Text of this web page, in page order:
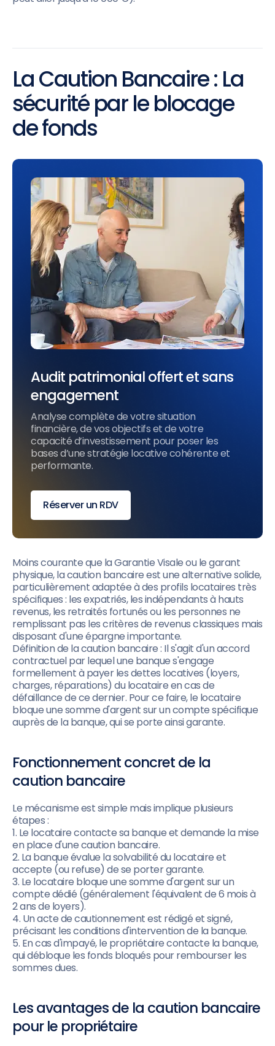
La Caution Bancaire : La
sécurité par le blocage
de fonds
Audit patrimonial offert et sans
engagement
Analyse complète de votre situation
financière, de vos objectifs et de votre
capacité d’investissement pour poser les
bases d’une stratégie locative cohérente et
performante.
Réserver un RDV
Moins courante que la Garantie Visale ou le garant
physique, la caution bancaire est une alternative solide,
particulièrement adaptée à des profils locataires très
spécifiques : les expatriés, les indépendants à hauts
revenus, les retraités fortunés ou les personnes ne
remplissant pas les critères de revenus classiques mais
disposant d'une épargne importante.
Définition de la caution bancaire : Il s'agit d'un accord
contractuel par lequel une banque s'engage
formellement à payer les dettes locatives (loyers,
charges, réparations) du locataire en cas de
défaillance de ce dernier. Pour ce faire, le locataire
bloque une somme d'argent sur un compte spécifique
auprès de la banque, qui se porte ainsi garante.
Fonctionnement concret de la
caution bancaire
Le mécanisme est simple mais implique plusieurs
étapes :
1. Le locataire contacte sa banque et demande la mise
en place d'une caution bancaire.
2. La banque évalue la solvabilité du locataire et
accepte (ou refuse) de se porter garante.
3. Le locataire bloque une somme d'argent sur un
compte dédié (généralement l'équivalent de 6 mois à
2 ans de loyers).
4. Un acte de cautionnement est rédigé et signé,
précisant les conditions d'intervention de la banque.
5. En cas d'impayé, le propriétaire contacte la banque,
qui débloque les fonds bloqués pour rembourser les
sommes dues.
Les avantages de la caution bancaire
pour le propriétaire